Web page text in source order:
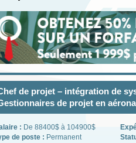
de projet – intégration de
de projet en
: De 88400$ à 104900$
de poste : Permanent